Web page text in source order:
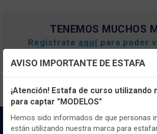
TENEMOS MUCHOS
Registrate aquí para poder
Configuración de cookies
Utilizamos cookies propias y de terceros,
persistentes, para hacer funcionar de
página web y personalizar su contenido.
AVISO IMPORTANTE DE ESTAFA
¡Atención! Estafa de curso utilizando
para captar "MODELOS"
Hemos sido informados de que personas
están utilizando nuestra marca para